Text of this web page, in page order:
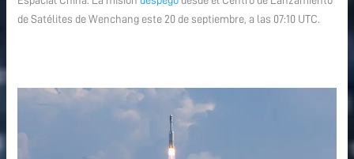
de Satélites de Wenchang este 20 de septiembre, a las 07:10 UTC.
3
3